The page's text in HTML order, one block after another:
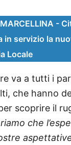
MARCELLINA -
in servizio la
Locale
va a tutti i
che hanno
scoprire il
che